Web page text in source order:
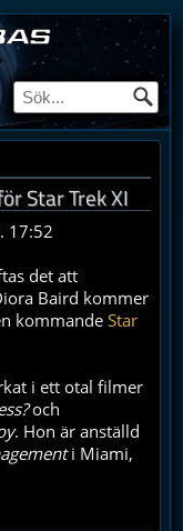
Star Trek XI
17:52
det att
Baird kommer
kommandeStar
i ett otal filmer
och
. Hon är anställd
i Miami,